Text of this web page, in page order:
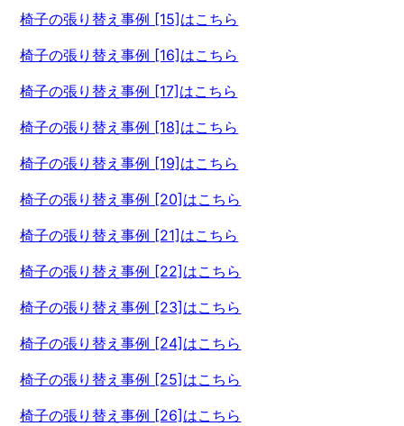
椅子の張り替え事例 [15]はこちら
椅子の張り替え事例 [16]はこちら
椅子の張り替え事例 [17]はこちら
椅子の張り替え事例 [18]はこちら
椅子の張り替え事例 [19]はこちら
椅子の張り替え事例 [20]はこちら
椅子の張り替え事例 [21]はこちら
椅子の張り替え事例 [22]はこちら
椅子の張り替え事例 [23]はこちら
椅子の張り替え事例 [24]はこちら
椅子の張り替え事例 [25]はこちら
椅子の張り替え事例 [26]はこちら